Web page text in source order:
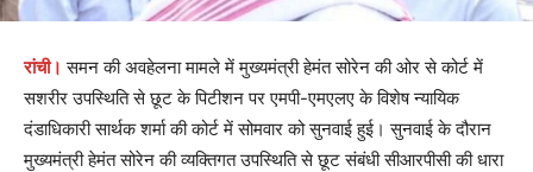
रांची। समन की अवहेलना मामले में मुख्यमंत्री हेमंत सोरेन की ओर से कोर्ट में
सशरीर उपस्थिति से छूट के पिटीशन पर एमपी-एमएलए के विशेष न्यायिक
दंडाधिकारी सार्थक शर्मा की कोर्ट में सोमवार को सुनवाई हुई। सुनवाई के दौरान
मुख्यमंत्री हेमंत सोरेन की व्यक्तिगत उपस्थिति से छूट संबंधी सीआरपीसी की धारा